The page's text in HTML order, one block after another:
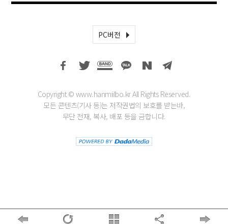
PC버전
Copyright © www.hanmiilbo.kr All Rights Reserved.
모든 콘텐츠(기사 등)는 저작권법의 보호를 받는바,
무단 전재, 복사, 배포 등을 금합니다.